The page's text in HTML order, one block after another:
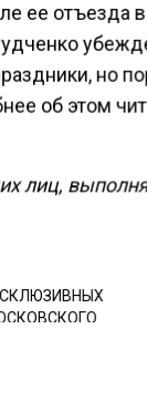
ее отъезда
но
об этом
лиц,